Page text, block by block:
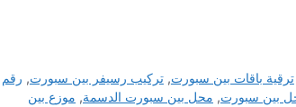
ترقية باقات بين سبورت,تركيب رسيفر بين سبورت, رقم
بين سبورت, محل بين سبورت الدسمة, موزع بين